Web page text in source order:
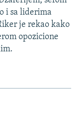
i sa liderima
je rekao kako
opozicione